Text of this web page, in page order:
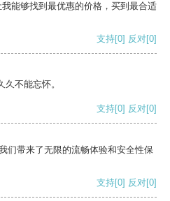
能够找到最优惠的价格，买到最合适
支持[0] 反对[0]
不能忘怀。
支持[0] 反对[0]
们带来了无限的流畅体验和安全性保
支持[0] 反对[0]